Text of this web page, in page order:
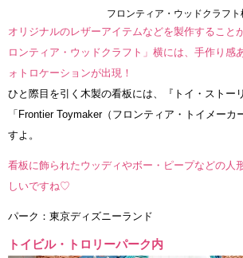
フロンティア・ウッドクラフト
オリジナルのレザーアイテムなどを製作すること
ロンティア・ウッドクラフト」横には、手作り感
ォトロケーションが出現！
ひと際目を引く木製の看板には、『トイ・ストー
「Frontier Toymaker（フロンティア・トイメーカ
すよ。
看板に飾られたウッディやボー・ピープなどの人
しいですね♡
パーク：東京ディズニーランド
トイビル・トロリーパーク内